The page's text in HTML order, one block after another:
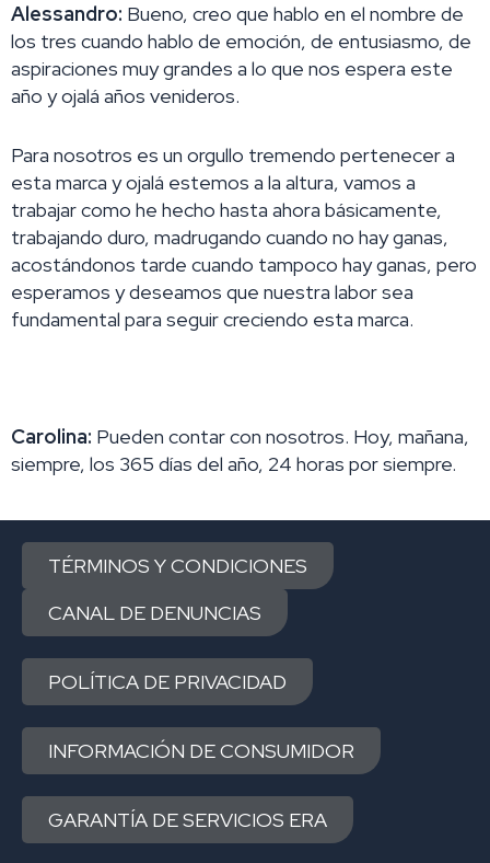
Alessandro: Bueno, creo que hablo en el nombre de
los tres cuando hablo de emoción, de entusiasmo, de
aspiraciones muy grandes a lo que nos espera este
año y ojalá años venideros.
Para nosotros es un orgullo tremendo pertenecer a
esta marca y ojalá estemos a la altura, vamos a
trabajar como he hecho hasta ahora básicamente,
trabajando duro, madrugando cuando no hay ganas,
acostándonos tarde cuando tampoco hay ganas, pero
esperamos y deseamos que nuestra labor sea
fundamental para seguir creciendo esta marca.
Carolina: Pueden contar con nosotros. Hoy, mañana,
siempre, los 365 días del año, 24 horas por siempre.
TÉRMINOS Y CONDICIONES
CANAL DE DENUNCIAS
POLÍTICA DE PRIVACIDAD
INFORMACIÓN DE CONSUMIDOR
GARANTÍA DE SERVICIOS ERA